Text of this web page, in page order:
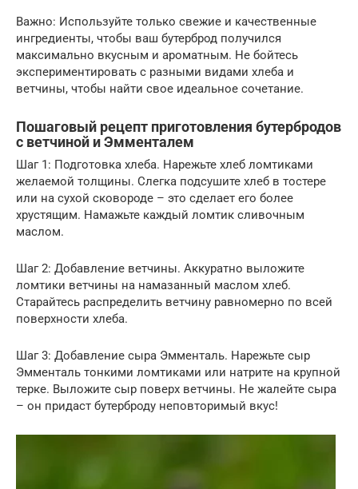
Важно: Используйте только свежие и качественные
ингредиенты, чтобы ваш бутерброд получился
максимально вкусным и ароматным. Не бойтесь
экспериментировать с разными видами хлеба и
ветчины, чтобы найти свое идеальное сочетание.
Пошаговый рецепт приготовления бутербродов
с ветчиной и Эмменталем
Шаг 1: Подготовка хлеба. Нарежьте хлеб ломтиками
желаемой толщины. Слегка подсушите хлеб в тостере
или на сухой сковороде – это сделает его более
хрустящим. Намажьте каждый ломтик сливочным
маслом.
Шаг 2: Добавление ветчины. Аккуратно выложите
ломтики ветчины на намазанный маслом хлеб.
Старайтесь распределить ветчину равномерно по всей
поверхности хлеба.
Шаг 3: Добавление сыра Эмменталь. Нарежьте сыр
Эмменталь тонкими ломтиками или натрите на крупной
терке. Выложите сыр поверх ветчины. Не жалейте сыра
– он придаст бутерброду неповторимый вкус!